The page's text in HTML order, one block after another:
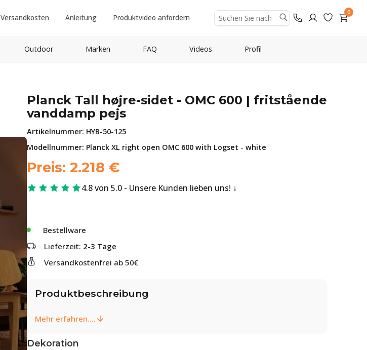
Versandkosten Anleitung Produktvideo anfordern
0
Outdoor Marken FAQ Videos Profil
Planck Tall højre-sidet - OMC 600 | fritstående
vanddamp pejs
Artikelnummer: HYB-50-125
Modellnummer: Planck XL right open OMC 600 with Logset - white
Preis: 2.218 €
4.8 von 5.0 - Unsere Kunden lieben uns!
Bestellware
Lieferzeit: 2-3 Tage
Versandkostenfrei ab 50€
Produktbeschreibung
Mehr erfahren....
Dekoration